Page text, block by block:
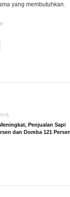
yang membutuhkan.
Penjualan Sapi
dan Domba 121 Persen